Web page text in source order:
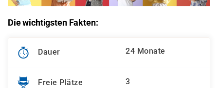
Die wichtigsten Fakten:
Dauer 24 Monate
Freie Plätze 3